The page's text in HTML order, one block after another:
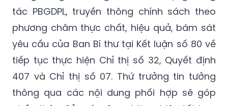
yêu cầu của Ban Bí thư tại Kết luận số 80 về
tiếp tục thực hiện Chỉ thị số 32, Quyết định
407 và Chỉ thị số 07. Thứ trưởng tin tưởng
thông qua các nội dung phối hợp sẽ góp
phần thúc đẩy các đơn vị thực hiện tốt hơn
nữa chức năng, nhiệm vụ của ngành mình.